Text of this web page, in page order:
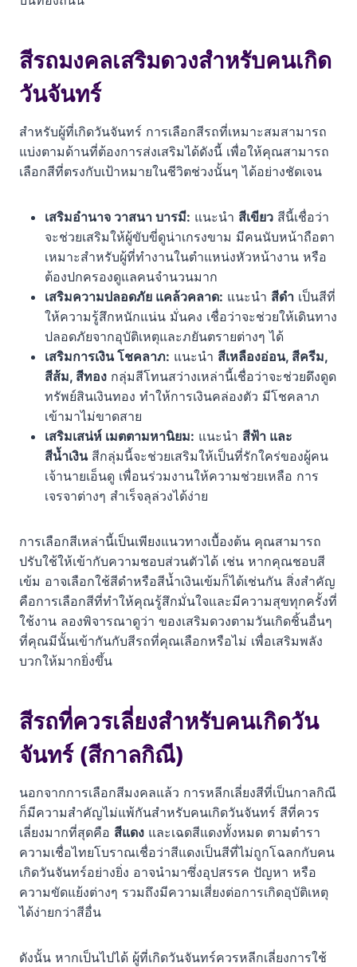
สีรถมงคลเสริมดวงสำหรับคนเกิด
วันจันทร์
สำหรับผู้ที่เกิดวันจันทร์ การเลือกสีรถที่เหมาะสมสามารถ
แบ่งตามด้านที่ต้องการส่งเสริมได้ดังนี้ เพื่อให้คุณสามารถ
เลือกสีที่ตรงกับเป้าหมายในชีวิตช่วงนั้นๆ ได้อย่างชัดเจน
เสริมอำนาจ วาสนา บารมี: แนะนำ สีเขียว สีนี้เชื่อว่า
จะช่วยเสริมให้ผู้ขับขี่ดูน่าเกรงขาม มีคนนับหน้าถือตา
เหมาะสำหรับผู้ที่ทำงานในตำแหน่งหัวหน้างาน หรือ
ต้องปกครองดูแลคนจำนวนมาก
เสริมความปลอดภัย แคล้วคลาด: แนะนำ สีดำ เป็นสีที่
ให้ความรู้สึกหนักแน่น มั่นคง เชื่อว่าจะช่วยให้เดินทาง
ปลอดภัยจากอุบัติเหตุและภยันตรายต่างๆ ได้
เสริมการเงิน โชคลาภ: แนะนำ สีเหลืองอ่อน, สีครีม,
สีส้ม, สีทอง กลุ่มสีโทนสว่างเหล่านี้เชื่อว่าจะช่วยดึงดูด
ทรัพย์สินเงินทอง ทำให้การเงินคล่องตัว มีโชคลาภ
เข้ามาไม่ขาดสาย
เสริมเสน่ห์ เมตตามหานิยม: แนะนำ สีฟ้า และ
สีน้ำเงินสีกลุ่มนี้จะช่วยเสริมให้เป็นที่รักใคร่ของผู้คน
เจ้านายเอ็นดู เพื่อนร่วมงานให้ความช่วยเหลือ การ
เจรจาต่างๆ สำเร็จลุล่วงได้ง่าย
การเลือกสีเหล่านี้เป็นเพียงแนวทางเบื้องต้น คุณสามารถ
ปรับใช้ให้เข้ากับความชอบส่วนตัวได้ เช่น หากคุณชอบสี
เข้ม อาจเลือกใช้สีดำหรือสีน้ำเงินเข้มก็ได้เช่นกัน สิ่งสำคัญ
คือการเลือกสีที่ทำให้คุณรู้สึกมั่นใจและมีความสุขทุกครั้งที่
ใช้งาน ลองพิจารณาดูว่า ของเสริมดวงตามวันเกิดชิ้นอื่นๆ
ที่คุณมีนั้นเข้ากันกับสีรถที่คุณเลือกหรือไม่ เพื่อเสริมพลัง
บวกให้มากยิ่งขึ้น
สีรถที่ควรเลี่ยงสำหรับคนเกิดวัน
จันทร์ (สีกาลกิณี)
นอกจากการเลือกสีมงคลแล้ว การหลีกเลี่ยงสีที่เป็นกาลกิณี
ก็มีความสำคัญไม่แพ้กันสำหรับคนเกิดวันจันทร์ สีที่ควร
เลี่ยงมากที่สุดคือ สีแดง และเฉดสีแดงทั้งหมด ตามตำรา
ความเชื่อไทยโบราณเชื่อว่าสีแดงเป็นสีที่ไม่ถูกโฉลกกับคน
เกิดวันจันทร์อย่างยิ่ง อาจนำมาซึ่งอุปสรรค ปัญหา หรือ
ความขัดแย้งต่างๆ รวมถึงมีความเสี่ยงต่อการเกิดอุบัติเหตุ
ได้ง่ายกว่าสีอื่น
ดังนั้น หากเป็นไปได้ ผู้ที่เกิดวันจันทร์ควรหลีกเลี่ยงการใช้